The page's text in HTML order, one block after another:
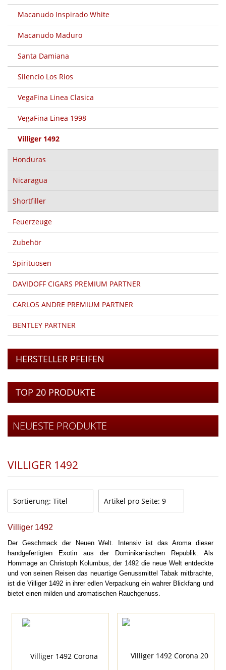
Macanudo Inspirado White
Macanudo Maduro
Santa Damiana
Silencio Los Rios
VegaFina Linea Clasica
VegaFina Linea 1998
Villiger 1492
Honduras
Nicaragua
Shortfiller
Feuerzeuge
Zubehör
Spirituosen
DAVIDOFF CIGARS PREMIUM PARTNER
CARLOS ANDRE PREMIUM PARTNER
BENTLEY PARTNER
HERSTELLER PFEIFEN
TOP 20 PRODUKTE
NEUESTE PRODUKTE
VILLIGER 1492
Sortierung: Titel Artikel pro Seite: 9
Villiger 1492
Der Geschmack der Neuen Welt. Intensiv ist das Aroma dieser
handgefertigten Exotin aus der Dominikanischen Republik. Als
Hommage an Christoph Kolumbus, der 1492 die neue Welt entdeckte
und von seinen Reisen das neuartige Genussmittel Tabak mitbrachte,
ist die Villiger 1492 in ihrer edlen Verpackung ein wahrer Blickfang und
bietet einen milden und aromatischen Rauchgenuss.